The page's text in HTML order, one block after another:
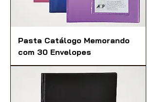
Pasta Catálogo Memorando
com 30 Envelopes